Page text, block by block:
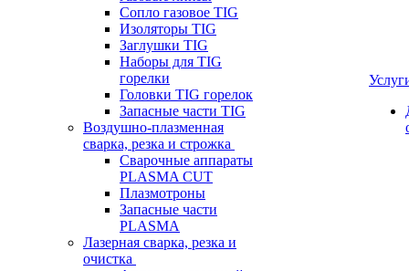
Сопло газовое TIG
Изоляторы TIG
Заглушки TIG
Наборы для TIG
горелки
Головки TIG горелок
Запасные части TIG
Воздушно-плазменная
сварка, резка и строжка
Сварочные аппараты
PLASMA CUT
Плазмотроны
Запасные части
PLASMA
Лазерная сварка, резка и
очистка